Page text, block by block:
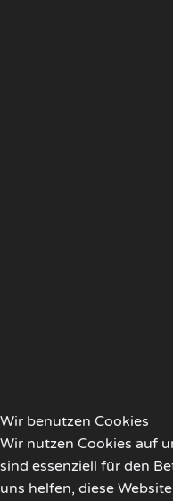
Wir benutzen Cookies
Wir nutzen Cookies auf
sind essenziell für den
uns helfen, diese